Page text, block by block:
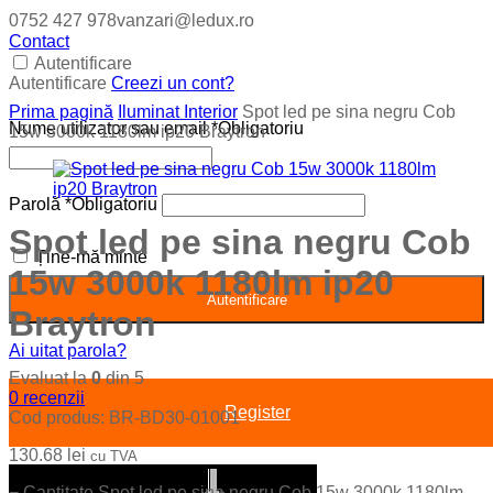
0752 427 978vanzari@ledux.ro
Contact
Autentificare
Autentificare Creezi un cont?
Nume utilizator sau email*Obligatoriu
Parolă *Obligatoriu
Ține-mă minte
Autentificare
Ai uitat parola?
Register
Prima pagină Iluminat Interior Spot led pe sina negru Cob
15w 3000k 1180lm ip20 Braytron
Spot led pe sina negru Cob
15w 3000k 1180lm ip20
Braytron
Evaluat la0din 5
0 recenzii
Cod produs: BR-BD30-01001
130.68 lei cu TVA